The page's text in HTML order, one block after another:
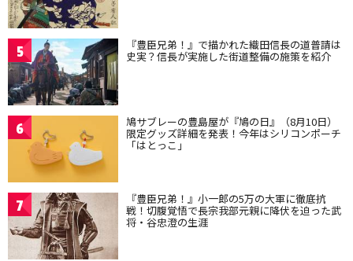
5 『豊臣兄弟！』で描かれた織田信長の道普請は
史実？信長が実施した街道整備の施策を紹介
6 鳩サブレーの豊島屋が『鳩の日』（8月10日）
限定グッズ詳細を発表！今年はシリコンポーチ
「はとっこ」
7 『豊臣兄弟！』小一郎の5万の大軍に徹底抗
戦！切腹覚悟で長宗我部元親に降伏を迫った武
将・谷忠澄の生涯